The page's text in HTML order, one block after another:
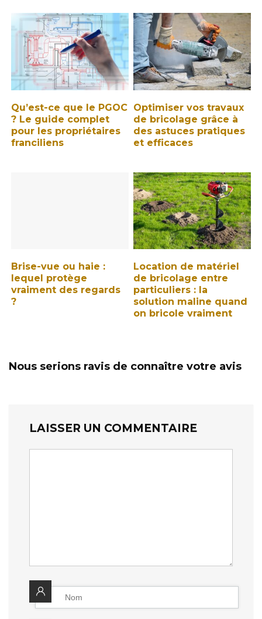
Qu’est-ce que le PGOC
? Le guide complet
pour les propriétaires
franciliens
Optimiser vos travaux
de bricolage grâce à
des astuces pratiques
et efficaces
Brise-vue ou haie :
lequel protège
vraiment des regards
?
Location de matériel
de bricolage entre
particuliers : la
solution maline quand
on bricole vraiment
Nous serions ravis de connaître votre avis
LAISSER UN COMMENTAIRE